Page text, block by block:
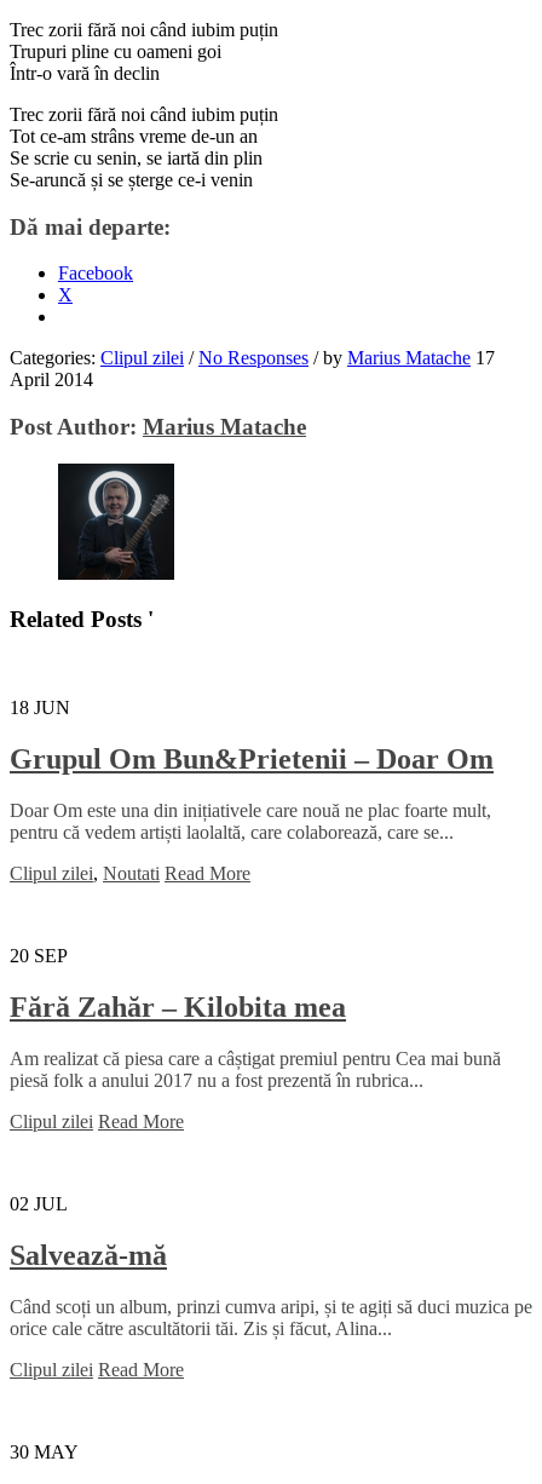
Trec zorii fără noi când iubim puțin
Trupuri pline cu oameni goi
Într-o vară în declin
Trec zorii fără noi când iubim puțin
Tot ce-am strâns vreme de-un an
Se scrie cu senin, se iartă din plin
Se-aruncă și se șterge ce-i venin
Dă mai departe:
Facebook
X
Categories: Clipul zilei / No Responses /by Marius Matache 17
April 2014
Post Author: Marius Matache
Related Posts '
18 JUN
Grupul Om Bun&Prietenii – Doar Om
Doar Om este una din inițiativele care nouă ne plac foarte mult,
pentru că vedem artiști laolaltă, care colaborează, care se...
Clipul zilei, Noutati Read More
20 SEP
Fără Zahăr – Kilobita mea
Am realizat că piesa care a câștigat premiul pentru Cea mai bună
piesă folk a anului 2017 nu a fost prezentă în rubrica...
Clipul zilei Read More
02 JUL
Salvează-mă
Când scoți un album, prinzi cumva aripi, și te agiți să duci muzica pe
orice cale către ascultătorii tăi. Zis și făcut, Alina...
Clipul zilei Read More
30 MAY